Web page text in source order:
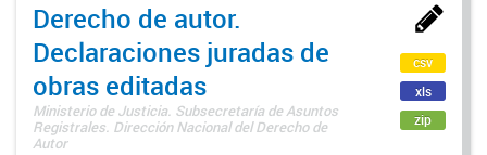
Derecho de autor.
Declaraciones juradas de
obras editadas
Ministerio de Justicia. Subsecretaría de Asuntos
Registrales. Dirección Nacional del Derecho de
Autor
csv
xls
zip